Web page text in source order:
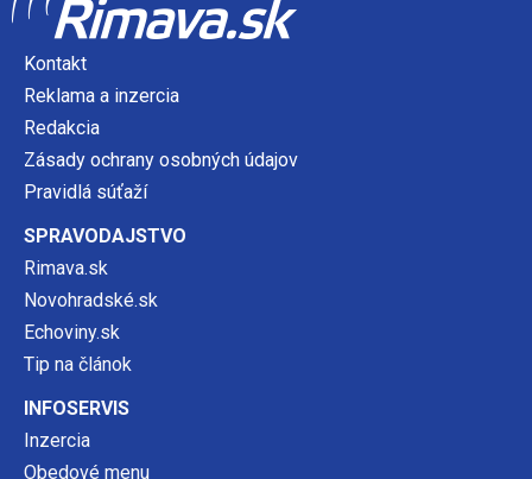
Kontakt
Reklama a inzercia
Redakcia
Zásady ochrany osobných údajov
Pravidlá súťaží
SPRAVODAJSTVO
Rimava.sk
Novohradské.sk
Echoviny.sk
Tip na článok
INFOSERVIS
Inzercia
Obedové menu